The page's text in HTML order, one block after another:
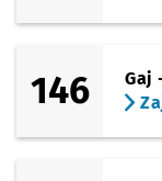
146
Gaj